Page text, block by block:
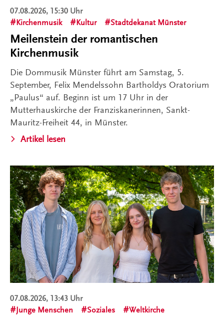
07.08.2026, 15:30 Uhr
Kirchenmusik
Kultur Stadtdekanat Münster
Meilenstein der romantischen
Kirchenmusik
Die Dommusik Münster führt am Samstag, 5.
September, Felix Mendelssohn Bartholdys Oratorium
„Paulus“ auf. Beginn ist um 17 Uhr in der
Mutterhauskirche der Franziskanerinnen, Sankt-
Mauritz-Freiheit 44, in Münster.
Artikel lesen
07.08.2026, 13:43 Uhr
Junge Menschen
Soziales
Weltkirche